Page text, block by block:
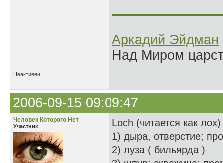
Аркадий Эйдман
Над Миром
Неактивен
2006-09-15 09:09:47
Человек Которого Нет
Участник
Loch (читается как
1) дыра, отверстие;
2) луза ( бильярда )